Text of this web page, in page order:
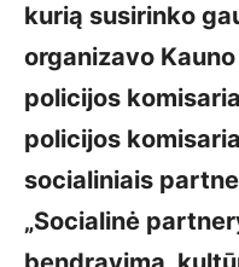
kurią susirinko
organizavo
policijos
policijos
socialiniais
„Socialinė